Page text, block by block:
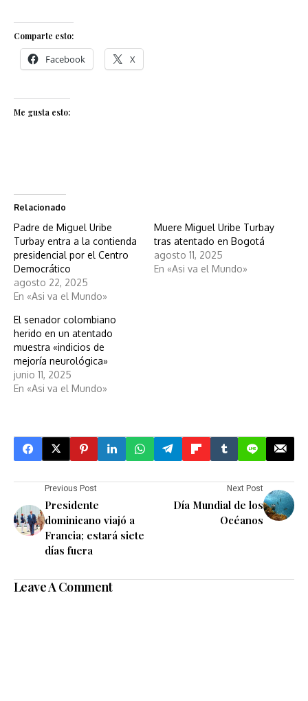
Comparte esto:
Facebook X
Me gusta esto:
Relacionado
Padre de Miguel Uribe
Turbay entra a la contienda
presidencial por el Centro
Democrático
agosto 22, 2025
En «Asi va el Mundo»
Muere Miguel Uribe Turbay
tras atentado en Bogotá
agosto 11, 2025
En «Asi va el Mundo»
El senador colombiano
herido en un atentado
muestra «indicios de
mejoría neurológica»
junio 11, 2025
En «Asi va el Mundo»
Previous Post
Presidente
dominicano viajó a
Francia; estará siete
días fuera
Next Post
Día Mundial de los
Océanos
Leave A Comment